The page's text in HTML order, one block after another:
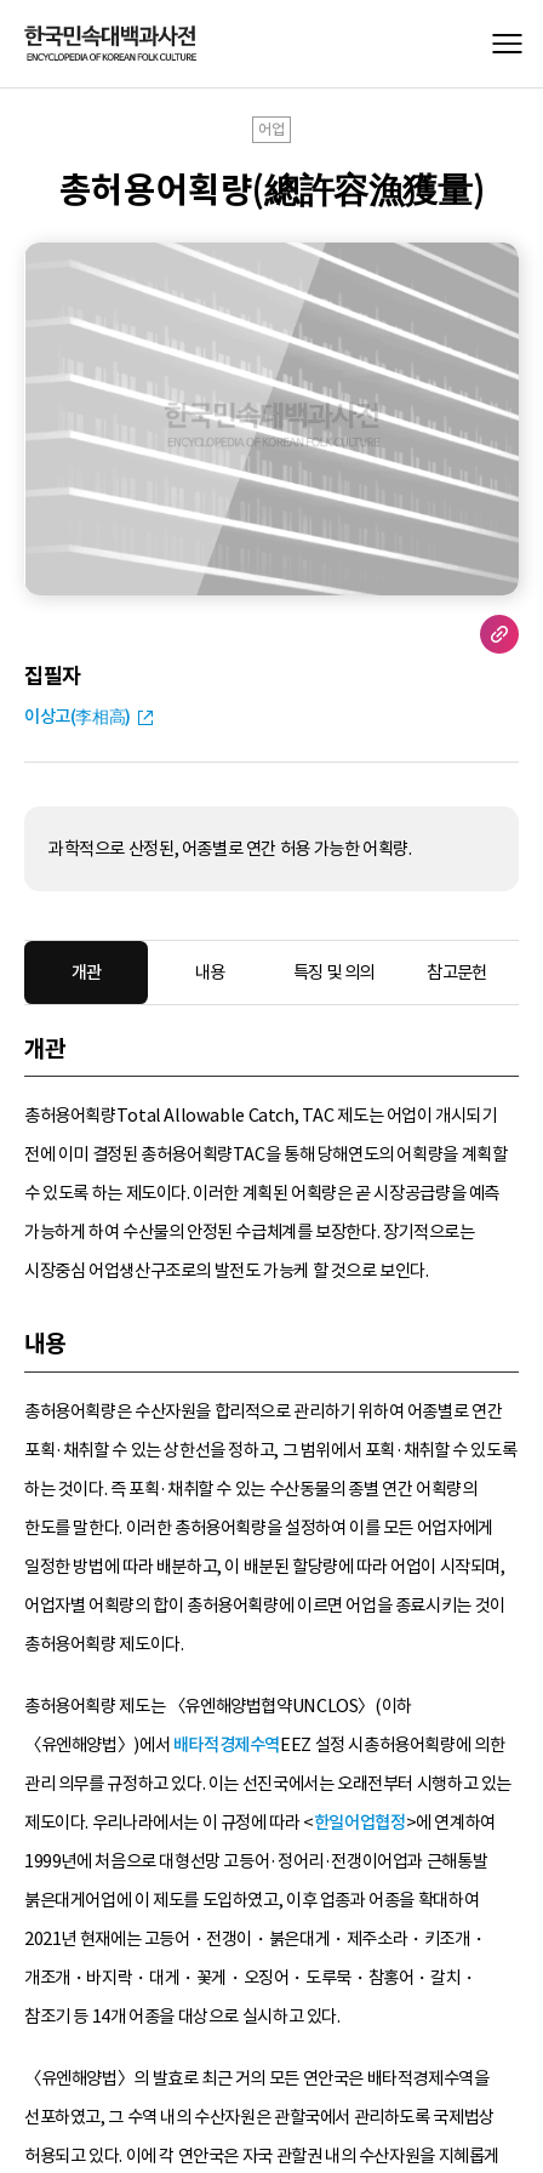
어업
총허용어획량(總許容漁獲量)
집필자
이상고(李相高)
과학적으로 산정된, 어종별로 연간 허용 가능한 어획량.
개관 내용 특징 및 의의 참고문헌
개관
총허용어획량Total Allowable Catch, TAC 제도는 어업이 개시되기
전에 이미 결정된 총허용어획량TAC을 통해 당해연도의 어획량을 계획할
수 있도록 하는 제도이다. 이러한 계획된 어획량은 곧 시장공급량을 예측
가능하게 하여 수산물의 안정된 수급체계를 보장한다. 장기적으로는
시장중심 어업생산구조로의 발전도 가능케 할 것으로 보인다.
내용
총허용어획량은 수산자원을 합리적으로 관리하기 위하여 어종별로 연간
포획·채취할 수 있는 상한선을 정하고, 그 범위에서 포획·채취할 수 있도록
하는 것이다. 즉 포획·채취할 수 있는 수산동물의 종별 연간 어획량의
한도를 말한다. 이러한 총허용어획량을 설정하여 이를 모든 어업자에게
일정한 방법에 따라 배분하고, 이 배분된 할당량에 따라 어업이 시작되며,
어업자별 어획량의 합이 총허용어획량에 이르면 어업을 종료시키는 것이
총허용어획량 제도이다.
총허용어획량 제도는 〈유엔해양법협약UNCLOS〉(이하
〈유엔해양법〉)에서 배타적경제수역EEZ 설정 시총허용어획량에 의한
관리 의무를 규정하고 있다. 이는 선진국에서는 오래전부터 시행하고 있는
제도이다. 우리나라에서는 이 규정에 따라 <한일어업협정>에 연계하여
1999년에 처음으로 대형선망 고등어·정어리·전갱이어업과 근해통발
붉은대게어업에 이 제도를 도입하였고, 이후 업종과 어종을 확대하여
2021년 현재에는 고등어・전갱이・붉은대게・제주소라・키조개・
개조개・바지락・대게・꽃게・오징어・도루묵・참홍어・갈치・
참조기 등 14개 어종을 대상으로 실시하고 있다.
〈유엔해양법〉의 발효로 최근 거의 모든 연안국은 배타적경제수역을
선포하였고, 그 수역 내의 수산자원은 관할국에서 관리하도록 국제법상
허용되고 있다. 이에 각 연안국은 자국 관할권 내의 수산자원을 지혜롭게